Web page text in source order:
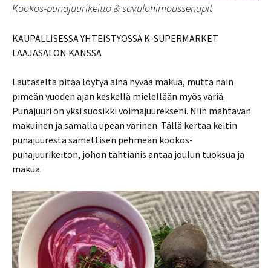
Kookos-punajuurikeitto & savulohimoussenapit
KAUPALLISESSA YHTEISTYÖSSÄ K-SUPERMARKET
LAAJASALON KANSSA
Lautaselta pitää löytyä aina hyvää makua, mutta näin
pimeän vuoden ajan keskellä mielellään myös väriä.
Punajuuri on yksi suosikki voimajuurekseni. Niin mahtavan
makuinen ja samalla upean värinen. Tällä kertaa keitin
punajuuresta samettisen pehmeän kookos-
punajuurikeiton, johon tähtianis antaa joulun tuoksua ja
makua.